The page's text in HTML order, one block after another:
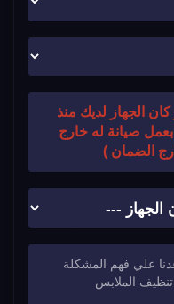
الجهاز لديك منذ
بعمل صيانة له خارج
الضمان )